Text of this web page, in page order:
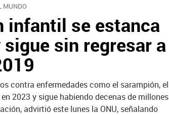
MUNDO
infantil se estanca
sin regresar a
contra enfermedades como el sarampión, el
2023 y sigue habiendo decenas de millones
advirtió este lunes la ONU, señalando